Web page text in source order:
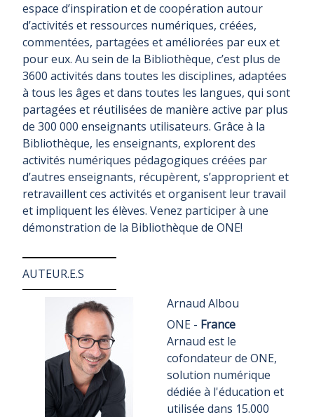
espace d’inspiration et de coopération autour
d’activités et ressources numériques, créées,
commentées, partagées et améliorées par eux et
pour eux. Au sein de la Bibliothèque, c’est plus de
3600 activités dans toutes les disciplines, adaptées
à tous les âges et dans toutes les langues, qui sont
partagées et réutilisées de manière active par plus
de 300 000 enseignants utilisateurs. Grâce à la
Bibliothèque, les enseignants, explorent des
activités numériques pédagogiques créées par
d’autres enseignants, récupèrent, s’approprient et
retravaillent ces activités et organisent leur travail
et impliquent les élèves. Venez participer à une
démonstration de la Bibliothèque de ONE!
AUTEUR.E.S
Arnaud Albou
ONE - France
Arnaud est le
cofondateur de ONE,
solution numérique
dédiée à l'éducation et
utilisée dans 15.000